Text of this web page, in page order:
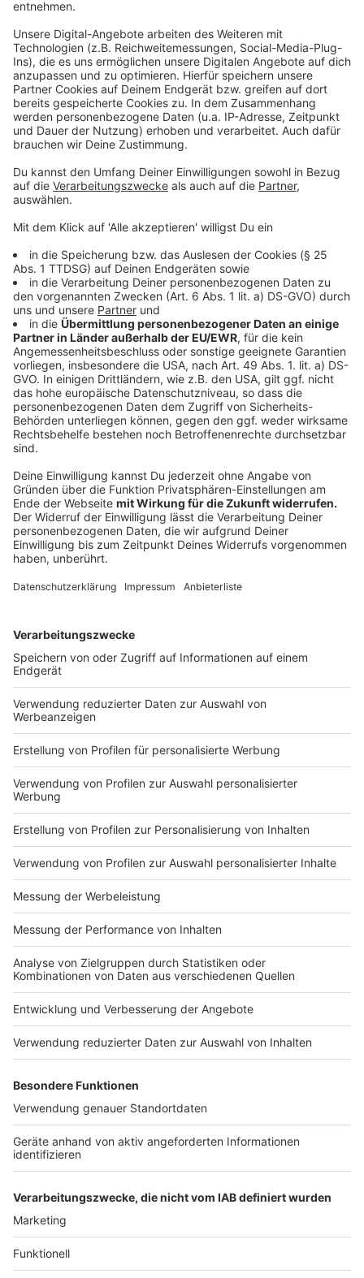
Motorräder nun für 15 Jahre ab dem
Ausstellungsdatum - länger als bisher.
Auch in Deutschland gibt es bereits konkrete Pläne
für die Einführung eines digitalen Führerscheins. Das
Bundeskabinett hatte vor dem Ende der
Legislaturperiode einen Gesetzentwurf beschlossen,
der die Digitalisierung von Fahrzeugpapieren
doch eine neue Bundesregierung müsste sich erneut
mit dem Thema befassen.
Anzeige
Neue Regeln für Feuerwehren und
Wohnmobilfahrer
Anzeige
Ein weiteres Element der EU-weiten Reform ist die
Ausweitung des begleiteten Fahrens auf die gesamte
Europäische Union. Junge Fahrer sollen so bereits
früher unter Aufsicht Fahrpraxis sammeln können - in
Deutschland ist das schon möglich. Auch für
Berufskraftfahrer wird dieses Modell freiwillig
angeboten, um die Sicherheit auf den Straßen zu
erhöhen und dem Fachkräftemangel im
Verkehrssektor entgegenzuwirken.
Zusätzlich sollen Freiwillige in Feuerwehren und andere
fahren, sofern sie eine zusätzliche Schulung absolviert
haben.
EU-Ziel: Weniger Verkehrstote bis 2030
Zudem gibt es Erleichterungen für Wohnmobilfahrer.
Künftig dürfen Inhaber eines Führerscheins der Klasse
B Fahrzeuge bis zu 4,25 Tonnen nach einem speziellen
Training oder einer Prüfung steuern. Bei Wohnmobilen
mit alternativen Antrieben entfällt diese
Zusatzprüfung, wenn der Fahrer seit mindestens zwei
Jahren unfallfrei im Besitz eines Führerscheins der
Klasse B ist.
Mitgliedstaaten und vom Plenum des
Europaparlaments formal angenommen werden. Die
Reform ist Teil des europäischen
Verkehrssicherheitspakets, mit dem die EU ihr Ziel der
Schwerverletzten mehr bis 2050. Die Richtlinie soll
dazu beitragen, die Zahl der Verkehrstoten bis 2030 zu
halbieren.
Anzeige